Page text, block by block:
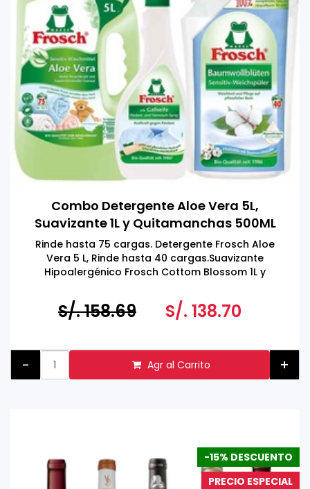
Combo Detergente Aloe Vera 5L,
Suavizante 1L y Quitamanchas 500ML
Rinde hasta 75 cargas. Detergente Frosch Aloe
Vera 5 L, Rinde hasta 40 cargas.Suavizante
Hipoalergénico Frosch Cottom Blossom 1L y
S/. 158.69 S/. 138.70
- Agr al Carrito +
-15% DESCUENTO
PRECIO ESPECIAL